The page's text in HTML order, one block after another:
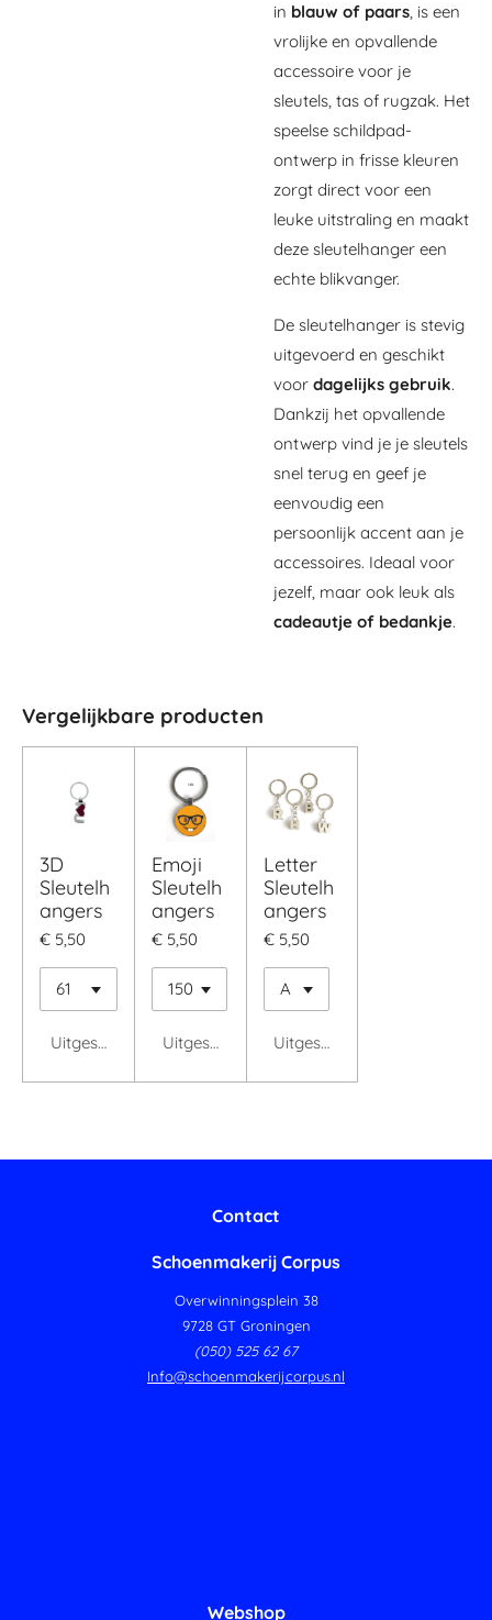
in blauw of paars, is een
vrolijke en opvallende
accessoire voor je
sleutels, tas of rugzak. Het
speelse schildpad-
ontwerp in frisse kleuren
zorgt direct voor een
leuke uitstraling en maakt
deze sleutelhanger een
echte blikvanger.
De sleutelhanger is stevig
uitgevoerd en geschikt
voor dagelijks gebruik.
Dankzij het opvallende
ontwerp vind je je sleutels
snel terug en geef je
eenvoudig een
persoonlijk accent aan je
accessoires. Ideaal voor
jezelf, maar ook leuk als
cadeautje of bedankje.
Vergelijkbare producten
3D
Sleutelh
angers
€ 5,50
Uitgeschakeld
Emoji
Sleutelh
angers
€ 5,50
Uitgeschakeld
Letter
Sleutelh
angers
€ 5,50
Uitgeschakeld
Contact
Schoenmakerij Corpus
Overwinningsplein 38
9728 GT Groningen
(050) 525 62 67
Info@schoenmakerijcorpus.nl
Webshop